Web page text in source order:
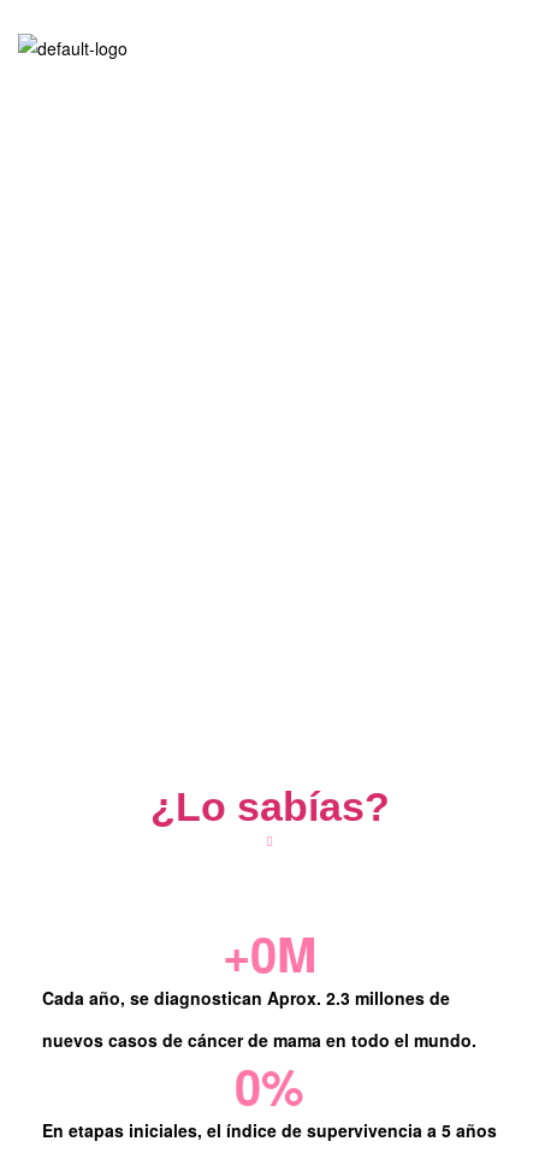
¿Lo sabías?
Cada año, se diagnostican Aprox. 2.3 millones de
nuevos casos de cáncer de mama en todo el mundo.
+0M
En etapas iniciales, el índice de supervivencia a 5 años
0%